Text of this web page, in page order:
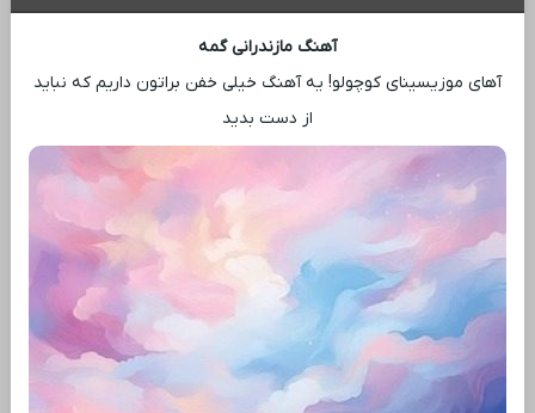
آهنگ مازندرانی گمه
آهای موزیسینای کوچولو! یه آهنگ خیلی خفن براتون داریم که نباید
از دست بدید